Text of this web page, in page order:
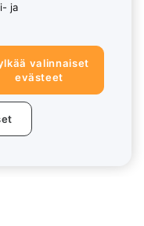
ja
valinnaiset
evästeet